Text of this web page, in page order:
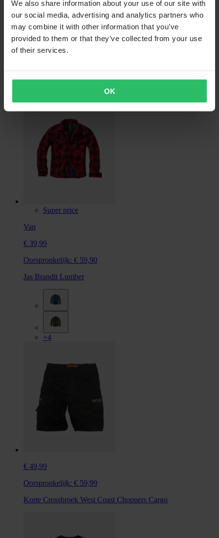
We also share information about your use of our site with
our social media, advertising and analytics partners who
may combine it with other information that you’ve
provided to them or that they’ve collected from your use
of their services.
OK
Oorspronkelijk:
€ 29,95
T-shirt Alpinestars Ageless 2.0 CSF
Super price
Van
€ 39,99
Oorspronkelijk: € 59,90
Jas Brandit Lumber
+4
€ 49,99
Oorspronkelijk: € 59,99
Korte Crossbroek West Coast Choppers Cargo